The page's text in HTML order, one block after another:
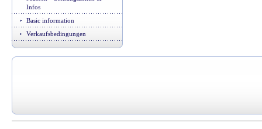
Infos
Basic information
Verkaufsbedingungen